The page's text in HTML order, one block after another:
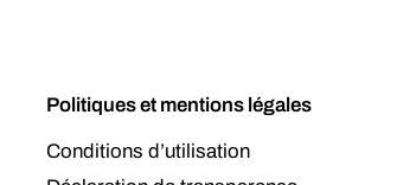
Politiques et mentions légales
Conditions d’utilisation